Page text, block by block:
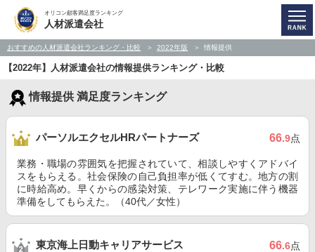
オリコン顧客満足度ランキング
人材派遣会社
おすすめの人材派遣会社ランキング・比較 2022年版 情報提供
【2022年】人材派遣会社の情報提供ランキング・比較
情報提供 満足度ランキング
パーソルエクセルHRパートナーズ 66.9点
業務・職場の雰囲気を把握されていて、相談しやすくアドバイ
スをもらえる。社会保険の自己負担率が低くてすむ。地方の割
に時給高め。早くからの感染対策、テレワーク実施に伴う機器
準備をしてもらえた。（40代／女性）
東京海上日動キャリアサービス 66.6点